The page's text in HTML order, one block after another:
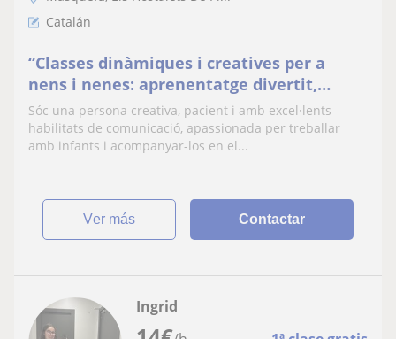
Catalán
“Classes dinàmiques i creatives per a
nens i nenes: aprenentatge divertit,
estimulant i personalitzat, amb atenció
individualitzada, desenvolupament de la
creativitat, confiança i habilitats socials,
Sóc una persona creativa, pacient i amb excel·lents
habilitats de comunicació, apassionada per treballar
amb infants i acompanyar-los en el...
ver más Contactar
Ingrid